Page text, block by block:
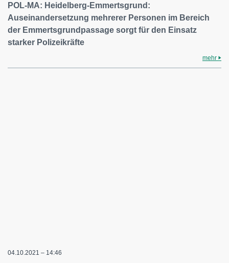
POL-MA: Heidelberg-Emmertsgrund:
Auseinandersetzung mehrerer Personen im Bereich
der Emmertsgrundpassage sorgt für den Einsatz
starker Polizeikräfte
mehr
04.10.2021 – 14:46